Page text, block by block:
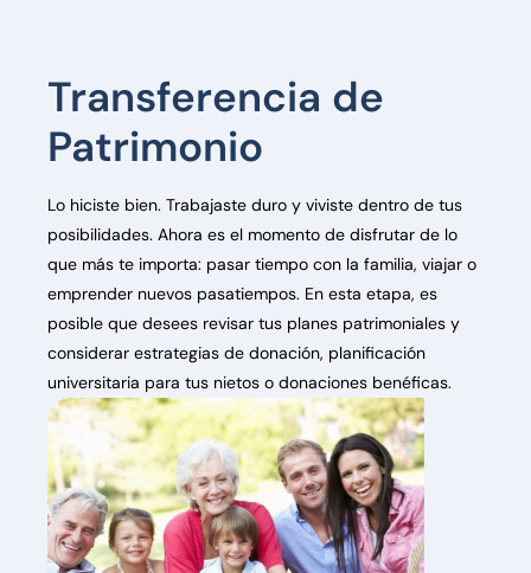
Transferencia de
Patrimonio
Lo hiciste bien. Trabajaste duro y viviste dentro de tus
posibilidades. Ahora es el momento de disfrutar de lo
que más te importa: pasar tiempo con la familia, viajar o
emprender nuevos pasatiempos. En esta etapa, es
posible que desees revisar tus planes patrimoniales y
considerar estrategias de donación, planificación
universitaria para tus nietos o donaciones benéficas.